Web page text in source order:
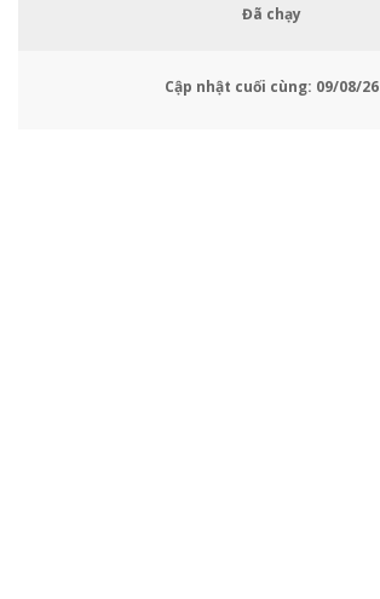
Đã chạy
Cập nhật cuối cùng: 09/08/26